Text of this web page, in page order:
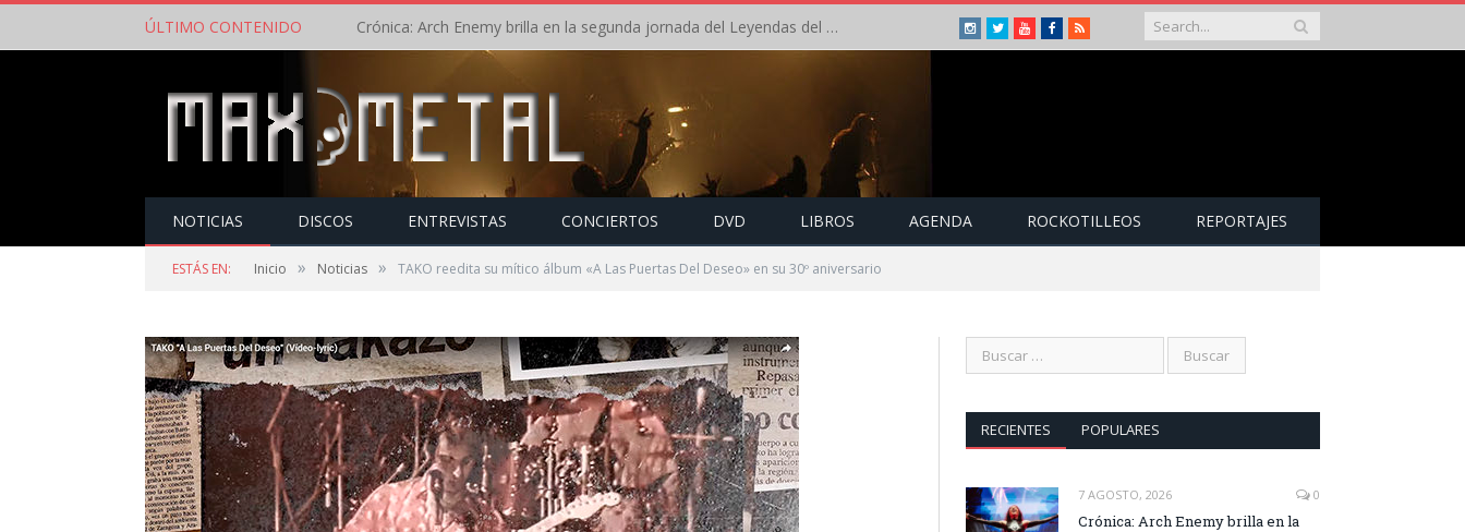
ÚLTIMO CONTENIDO Crónica: Arch Enemy brilla en la segunda jornada del Leyendas del Rock – Jueves – Agosto 2026 Instagram
TwitterYoutubeFacebook
RSS
NOTICIAS DISCOS ENTREVISTAS CONCIERTOS DVD LIBROS AGENDA ROCKOTILLEOS REPORTAJES
ESTÁS EN: Inicio » Noticias » TAKO reedita su mítico álbum «A Las Puertas Del Deseo» en su 30º aniversario
RECIENTES POPULARES
7 AGOSTO, 2026 0
Crónica: Arch Enemy brilla en la